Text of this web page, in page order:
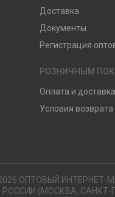
Доставка
Документы
Регистрация
РОЗНИЧНЫМ
Оплата и доставка
Условия возврата
ОПТОВЫЙ ИНТЕРНЕТ-
РОССИИ (МОСКВА, САНКТ-